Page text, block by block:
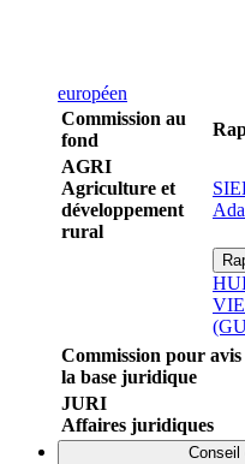
européen
Commission au
fond
AGRI
Agriculture et
développement
rural
Commission pour
la base juridique
JURI
Affaires juridiques
Conseil